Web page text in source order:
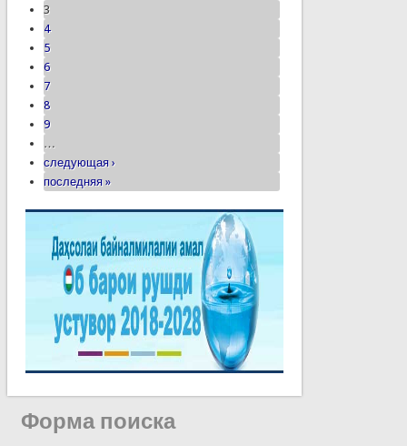
3
4
5
6
7
8
9
…
следующая ›
последняя »
Форма поиска